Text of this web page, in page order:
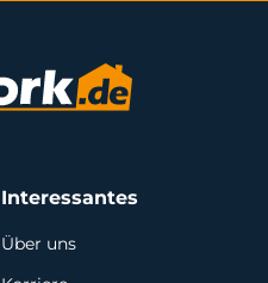
Interessantes
Über uns